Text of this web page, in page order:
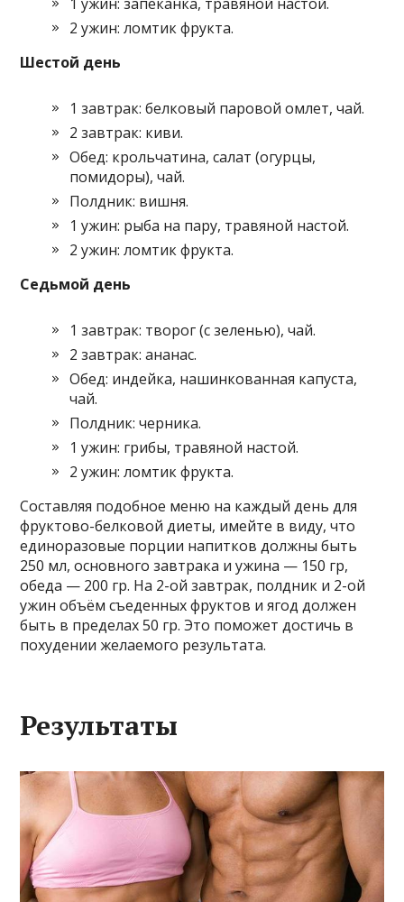
2 ужин: ломтик фрукта.
Шестой день
1 завтрак: белковый паровой омлет, чай.
2 завтрак: киви.
Обед: крольчатина, салат (огурцы,
помидоры), чай.
Полдник: вишня.
1 ужин: рыба на пару, травяной настой.
2 ужин: ломтик фрукта.
Седьмой день
1 завтрак: творог (с зеленью), чай.
2 завтрак: ананас.
Обед: индейка, нашинкованная капуста,
чай.
Полдник: черника.
1 ужин: грибы, травяной настой.
2 ужин: ломтик фрукта.
Составляя подобное меню на каждый день для
фруктово-белковой диеты, имейте в виду, что
единоразовые порции напитков должны быть
250 мл, основного завтрака и ужина — 150 гр,
обеда — 200 гр. На 2-ой завтрак, полдник и 2-ой
ужин объём съеденных фруктов и ягод должен
быть в пределах 50 гр. Это поможет достичь в
похудении желаемого результата.
Результаты